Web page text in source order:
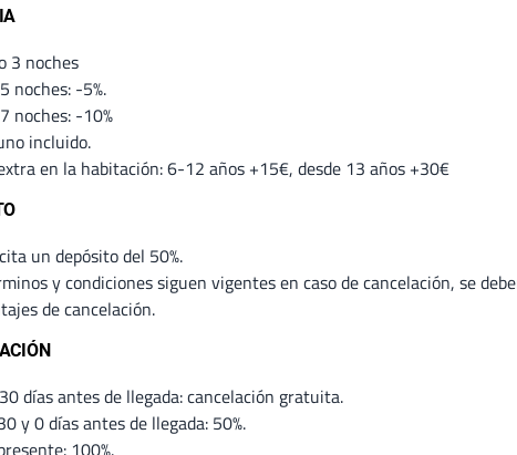
3 noches
noches: -5%.
noches: -10%
incluido.
en la habitación: 6-12 años +15€, desde 13 años +30€
un depósito del 50%.
y condiciones siguen vigentes en caso de cancelación, se
de cancelación.
días antes de llegada: cancelación gratuita.
y 0 días antes de llegada: 50%.